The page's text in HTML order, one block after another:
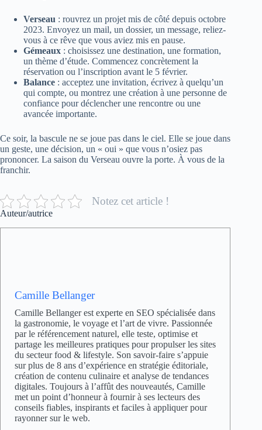
Verseau : rouvrez un projet mis de côté depuis octobre
2023. Envoyez un mail, un dossier, un message, reliez-
vous à ce rêve que vous aviez mis en pause.
Gémeaux : choisissez une destination, une formation,
un thème d’étude. Commencez concrètement la
réservation ou l’inscription avant le 5 février.
Balance : acceptez une invitation, écrivez à quelqu’un
qui compte, ou montrez une création à une personne de
confiance pour déclencher une rencontre ou une
avancée importante.
Ce soir, la bascule ne se joue pas dans le ciel. Elle se joue dans
un geste, une décision, un « oui » que vous n’osiez pas
prononcer. La saison du Verseau ouvre la porte. À vous de la
franchir.
Notez cet article !
Auteur/autrice
Camille Bellanger
Camille Bellanger est experte en SEO spécialisée dans
la gastronomie, le voyage et l’art de vivre. Passionnée
par le référencement naturel, elle teste, optimise et
partage les meilleures pratiques pour propulser les sites
du secteur food & lifestyle. Son savoir-faire s’appuie
sur plus de 8 ans d’expérience en stratégie éditoriale,
création de contenu culinaire et analyse de tendances
digitales. Toujours à l’affût des nouveautés, Camille
met un point d’honneur à fournir à ses lecteurs des
conseils fiables, inspirants et faciles à appliquer pour
rayonner sur le web.